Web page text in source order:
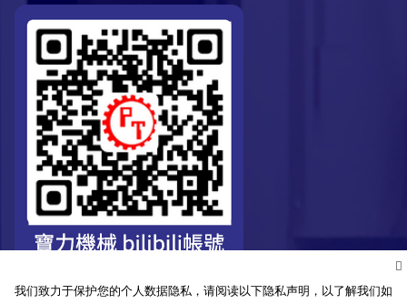
我们致力于保护您的个人数据隐私，请阅读以下隐私声明，以了解我们如